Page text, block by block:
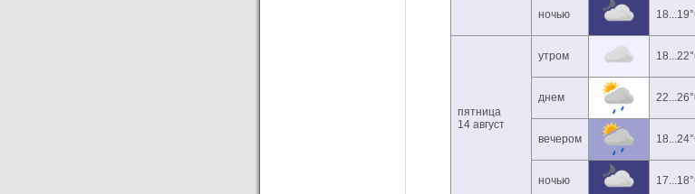
ночью
пятница
14 август
утром
днем
вечером
ночью